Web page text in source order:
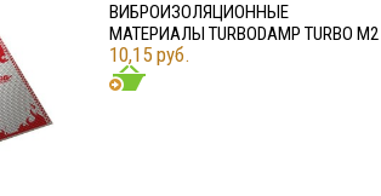
ВИБРОИЗОЛЯЦИОННЫЕ
МАТЕРИАЛЫ TURBODAMP TURBO M2
10,15 руб.